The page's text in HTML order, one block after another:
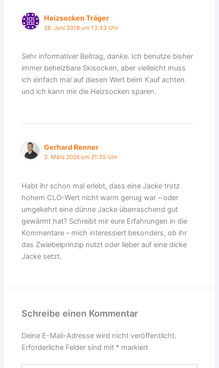
Heizsocken Träger
28. Juni 2018 um 13:33 Uhr
Sehr informativer Beitrag, danke. Ich benutze bisher
immer beheizbare Skisocken, aber vielleicht muss
ich einfach mal auf diesen Wert beim Kauf achten
und ich kann mir die Heizsocken sparen.
Gerhard Renner
3. März 2026 um 21:35 Uhr
Habt ihr schon mal erlebt, dass eine Jacke trotz
hohem CLO-Wert nicht warm genug war – oder
umgekehrt eine dünne Jacke überraschend gut
gewärmt hat? Schreibt mir eure Erfahrungen in die
Kommentare – mich interessiert besonders, ob ihr
das Zwiebelprinzip nutzt oder lieber auf eine dicke
Jacke setzt.
Schreibe einen Kommentar
Deine E-Mail-Adresse wird nicht veröffentlicht.
Erforderliche Felder sind mit * markiert